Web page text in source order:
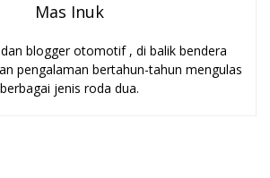
Mas Inuk
blogger otomotif , di balik bendera
pengalaman bertahun-tahun mengulas
berbagai jenis roda dua.